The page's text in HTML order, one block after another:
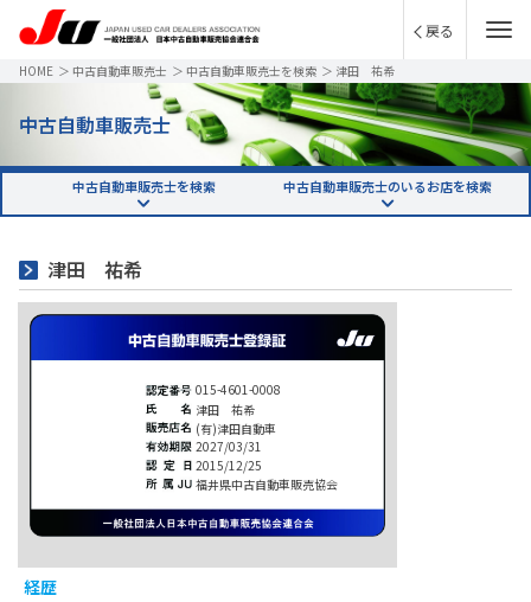
戻る
HOME ＞ 中古自動車販売士 ＞ 中古自動車販売士を検索 ＞ 津田 祐希
中古自動車販売士
中古自動車販売士を検索 中古自動車販売士のいるお店を検索
津田 祐希
015-4601-0008
津田 祐希
(有)津田自動車
2027/03/31
2015/12/25
福井県中古自動車販売協会
経歴